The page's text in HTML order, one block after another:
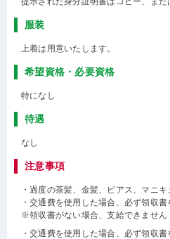
服装
上着は用意いたします。
希望資格・必要資格
特になし
待遇
なし
注意事項
・過度の茶髪、金髪、ピアス、マニキ
・交通費を使用した場合、必ず領収書
※領収書がない場合、支給できません
・交通費を使用した場合、必ず領収書